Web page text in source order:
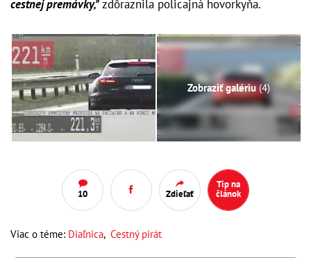
cestnej premávky,"zdôraznila policajná hovorkyňa.
Zobraziť galériu(4)
10 Zdieľať
Tip na
článok
Viac o téme: Diaľnica, Cestný pirát